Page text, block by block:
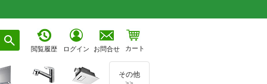
閲覧履歴 ログイン お問合せ カート
その他